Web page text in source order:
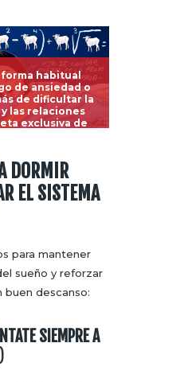
habitual
de ansiedad o
de dificultar la
las relaciones
exclusiva de
DORMIR
EL SISTEMA
para mantener
sueño y reforzar
buen descanso:
SIEMPRE A